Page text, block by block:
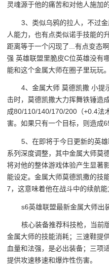
灵魂源于他的痛苦和对他人施加的
3、类似乌鸦的拉人，不过
人能力，也有点类似诺手技能的
距离等于一个闪现了...有点变态
强 英雄联盟里脆皮C位英雄没有
能和这个金属大师在圈子里玩玩。
4、金属大师 莫德凯撒 小提
击时，莫德凯撒大力挥舞铁锤造
成80/110/140/170/200（+0.4法
害。如果只有一个目标，则造成
5、在即将于今日更新的英
系列深度调整，其中金属大师莫
将对他的整体游戏体验产生显著
能设定。金属大师莫德凯撒的技
7，这意味着他在战斗中的续航能
s6英雄联盟最新金属大师出
核心装备推荐科技枪，当前
金属大师的技能消耗；三速鞋提
血量和法强，是必出装备；三项
提供攻速移速和爆炸性伤害。